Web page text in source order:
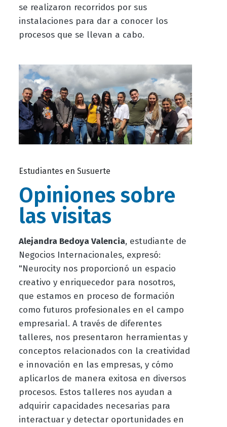
se realizaron recorridos por sus
instalaciones para dar a conocer los
procesos que se llevan a cabo.
Estudiantes en Susuerte
Opiniones sobre
las visitas
Alejandra Bedoya Valencia, estudiante de
Negocios Internacionales, expresó:
"Neurocity nos proporcionó un espacio
creativo y enriquecedor para nosotros,
que estamos en proceso de formación
como futuros profesionales en el campo
empresarial. A través de diferentes
talleres, nos presentaron herramientas y
conceptos relacionados con la creatividad
e innovación en las empresas, y cómo
aplicarlos de manera exitosa en diversos
procesos. Estos talleres nos ayudan a
adquirir capacidades necesarias para
interactuar y detectar oportunidades en